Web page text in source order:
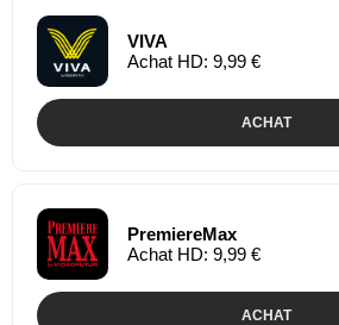
VIVA
Achat HD: 9,99 €
ACHAT
PremiereMax
Achat HD: 9,99 €
ACHAT